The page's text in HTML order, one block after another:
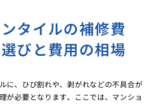
タイルの補修費
びと費用の相場
に、ひび割れや、剥がれなどの不具合が
が必要となります。ここでは、マンショ